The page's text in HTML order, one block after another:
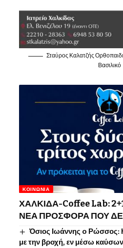
Σταύρος Καλατζής
Βασιλικό
ΚΟΙΝΩΝΊΑ
ΧΑΛΚΙΔΑ-Coffee Lab:
ΝΕΑ ΠΡΟΣΦΟΡΑ ΠΟΥ
Όσιος Ιωάννης o Ρώσσος:
με την βροχή, εν μέσω